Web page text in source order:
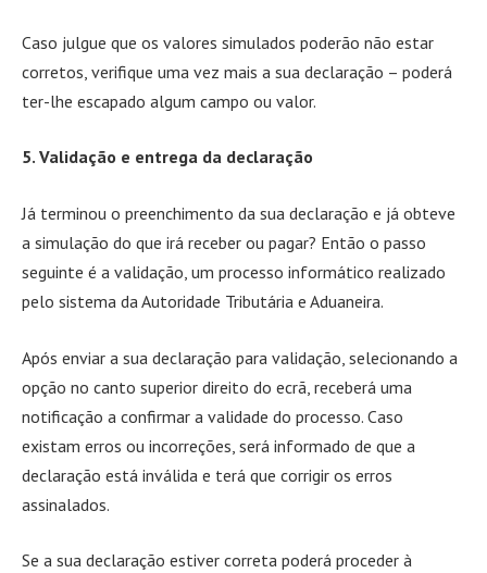
Caso julgue que os valores simulados poderão não estar
corretos, verifique uma vez mais a sua declaração – poderá
ter-lhe escapado algum campo ou valor.
5. Validação e entrega da declaração
Já terminou o preenchimento da sua declaração e já obteve
a simulação do que irá receber ou pagar? Então o passo
seguinte é a validação, um processo informático realizado
pelo sistema da Autoridade Tributária e Aduaneira.
Após enviar a sua declaração para validação, selecionando a
opção no canto superior direito do ecrã, receberá uma
notificação a confirmar a validade do processo. Caso
existam erros ou incorreções, será informado de que a
declaração está inválida e terá que corrigir os erros
assinalados.
Se a sua declaração estiver correta poderá proceder à